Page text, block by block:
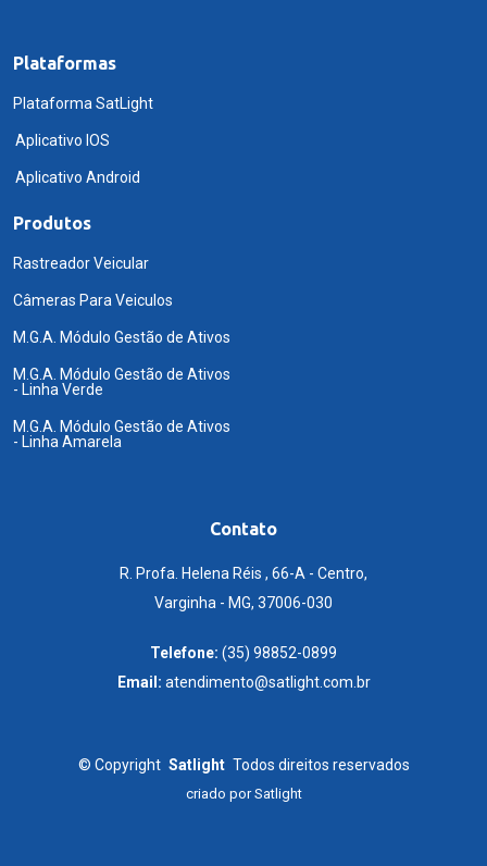
Plataformas
Plataforma SatLight
Aplicativo IOS
Aplicativo Android
Produtos
Rastreador Veicular
Câmeras Para Veiculos
M.G.A. Módulo Gestão de Ativos
M.G.A. Módulo Gestão de Ativos
- Linha Verde
M.G.A. Módulo Gestão de Ativos
- Linha Amarela
Contato
R. Profa. Helena Réis , 66-A - Centro,
Varginha - MG, 37006-030
Telefone: (35) 98852-0899
Email: atendimento@satlight.com.br
© Copyright Satlight Todos direitos reservados
criado porSatlight